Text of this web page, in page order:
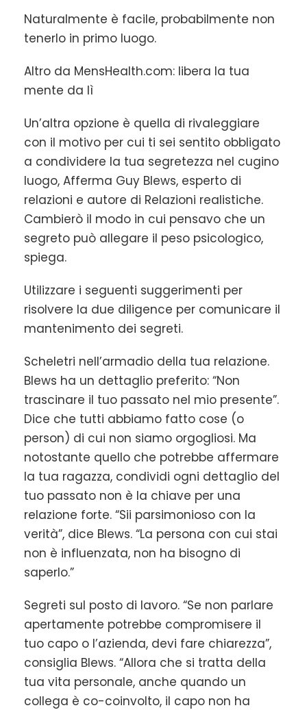
Naturalmente è facile, probabilmente non
tenerlo in primo luogo.
Altro da MensHealth.com: libera la tua
mente da lì
Un’altra opzione è quella di rivaleggiare
con il motivo per cui ti sei sentito obbligato
a condividere la tua segretezza nel cugino
luogo, Afferma Guy Blews, esperto di
relazioni e autore di Relazioni realistiche.
Cambierò il modo in cui pensavo che un
segreto può allegare il peso psicologico,
spiega.
Utilizzare i seguenti suggerimenti per
risolvere la due diligence per comunicare il
mantenimento dei segreti.
Scheletri nell’armadio della tua relazione.
Blews ha un dettaglio preferito: “Non
trascinare il tuo passato nel mio presente”.
Dice che tutti abbiamo fatto cose (o
person) di cui non siamo orgogliosi. Ma
notostante quello che potrebbe affermare
la tua ragazza, condividi ogni dettaglio del
tuo passato non è la chiave per una
relazione forte. “Sii parsimonioso con la
verità”, dice Blews. “La persona con cui stai
non è influenzata, non ha bisogno di
saperlo.”
Segreti sul posto di lavoro. “Se non parlare
apertamente potrebbe compromisere il
tuo capo o l’azienda, devi fare chiarezza”,
consiglia Blews. “Allora che si tratta della
tua vita personale, anche quando un
collega è co-coinvolto, il capo non ha